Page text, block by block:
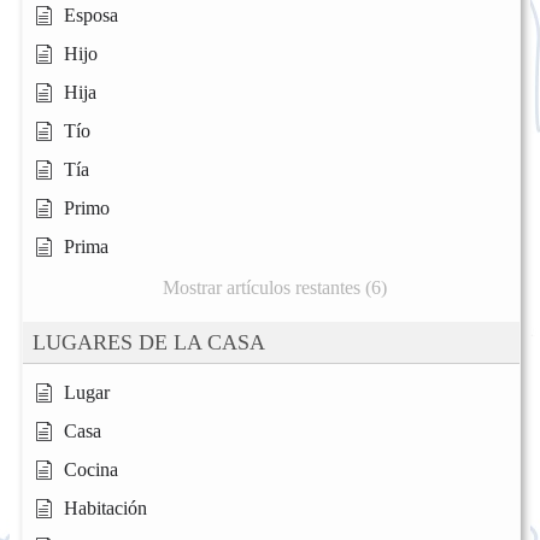
Esposa
Hijo
Hija
Tío
Tía
Primo
Prima
Mostrar artículos restantes (6)
LUGARES DE LA CASA
Lugar
Casa
Cocina
Habitación